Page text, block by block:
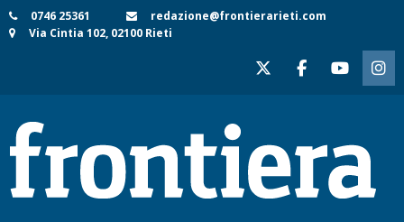
Skip
to
0746 25361
redazione@frontierarieti.com
Via Cintia 102, 02100 Rieti